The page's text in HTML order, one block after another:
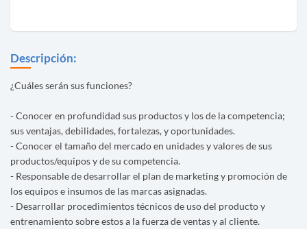
Descripción:
¿Cuáles serán sus funciones?
- Conocer en profundidad sus productos y los de la competencia;
sus ventajas, debilidades, fortalezas, y oportunidades.
- Conocer el tamaño del mercado en unidades y valores de sus
productos/equipos y de su competencia.
- Responsable de desarrollar el plan de marketing y promoción de
los equipos e insumos de las marcas asignadas.
- Desarrollar procedimientos técnicos de uso del producto y
entrenamiento sobre estos a la fuerza de ventas y al cliente.